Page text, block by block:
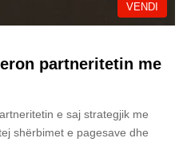
VENDI
partneritetin me
e saj strategjik me
shërbimet e pagesave dhe